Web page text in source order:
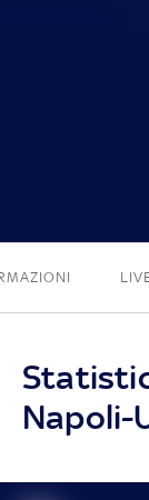
Napoli-